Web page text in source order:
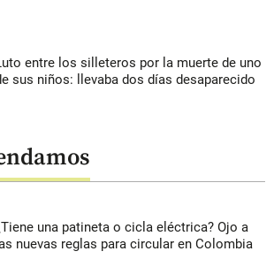
entre los silleteros por la muerte de uno
sus niños: llevaba dos días desaparecido
una patineta o cicla eléctrica? Ojo a
nuevas reglas para circular en Colombia